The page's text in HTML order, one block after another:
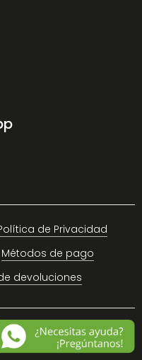
de Privacidad
Métodos de pago
devoluciones
Chiclana. Site Map